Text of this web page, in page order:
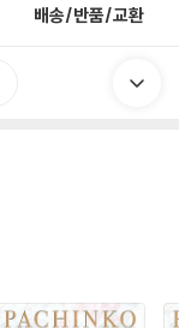
배송/반품/교환